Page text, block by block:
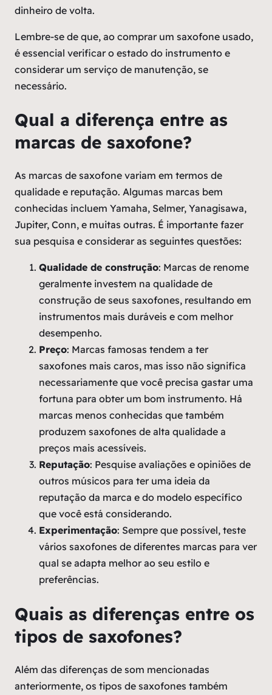
dinheiro de volta.
Lembre-se de que, ao comprar um saxofone usado,
é essencial verificar o estado do instrumento e
considerar um serviço de manutenção, se
necessário.
Qual a diferença entre as
marcas de saxofone?
As marcas de saxofone variam em termos de
qualidade e reputação. Algumas marcas bem
conhecidas incluem Yamaha, Selmer, Yanagisawa,
Jupiter, Conn, e muitas outras. É importante fazer
sua pesquisa e considerar as seguintes questões:
Qualidade de construção: Marcas de renome
geralmente investem na qualidade de
construção de seus saxofones, resultando em
instrumentos mais duráveis e com melhor
desempenho.
Preço: Marcas famosas tendem a ter
saxofones mais caros, mas isso não significa
necessariamente que você precisa gastar uma
fortuna para obter um bom instrumento. Há
marcas menos conhecidas que também
produzem saxofones de alta qualidade a
preços mais acessíveis.
Reputação: Pesquise avaliações e opiniões de
outros músicos para ter uma ideia da
reputação da marca e do modelo específico
que você está considerando.
Experimentação: Sempre que possível, teste
vários saxofones de diferentes marcas para ver
qual se adapta melhor ao seu estilo e
preferências.
Quais as diferenças entre os
tipos de saxofones?
Além das diferenças de som mencionadas
anteriormente, os tipos de saxofones também